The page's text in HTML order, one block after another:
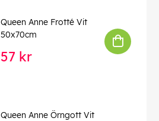
Queen Anne Frotté Vit
50x70cm
57 kr
Queen Anne Örngott Vit